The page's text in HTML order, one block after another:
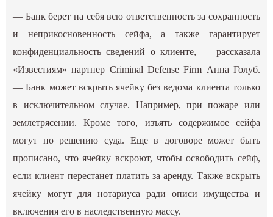
— Банк берет на себя всю ответственность за сохранность
и неприкосновенность сейфа, а также гарантирует
конфиденциальность сведений о клиенте, — рассказала
«Известиям» партнер Criminal Defense Firm Анна Голуб.
— Банк может вскрыть ячейку без ведома клиента только
в исключительном случае. Например, при пожаре или
землетрясении. Кроме того, изъять содержимое сейфа
могут по решению суда. Еще в договоре может быть
прописано, что ячейку вскроют, чтобы освободить сейф,
если клиент перестанет платить за аренду. Также вскрыть
ячейку могут для нотариуса ради описи имущества и
включения его в наследственную массу.